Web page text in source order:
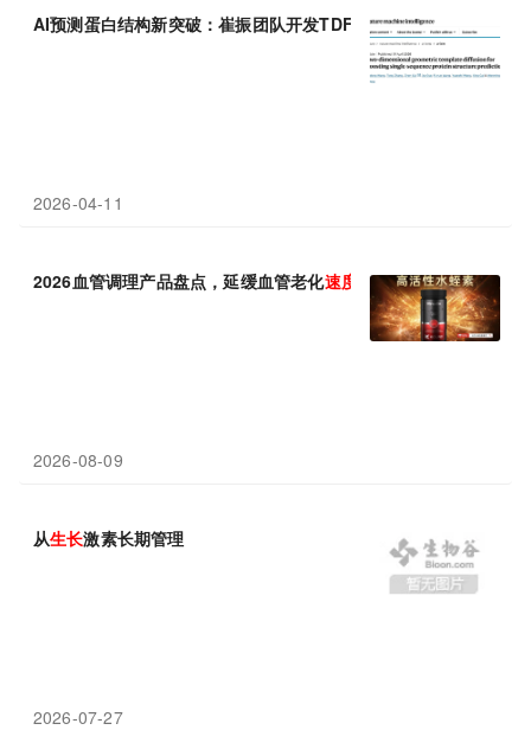
AI预测蛋白结构新突破：崔振团队开发TDFold，性能更优、
2026-04-11
2026血管调理产品盘点，延缓血管老化速度
2026-08-09
从生长激素长期管理
2026-07-27